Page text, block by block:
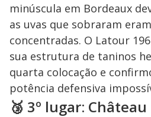
minúscula em Bordeaux
as uvas que sobraram
concentradas. O Latour
sua estrutura de taninos
quarta colocação e
potência defensiva
🥉 3º lugar: